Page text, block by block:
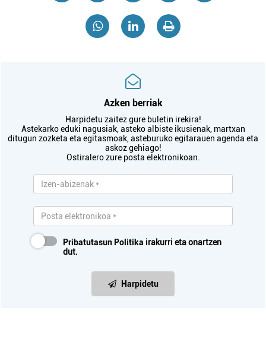
Azken berriak
Harpidetu zaitez gure buletin irekira!
Astekarko eduki nagusiak, asteko albiste ikusienak, martxan
ditugun zozketa eta egitasmoak, asteburuko egitarauen agenda eta
askoz gehiago!
Ostiralero zure posta elektronikoan.
Pribatutasun Politika irakurri eta onartzen
dut.
Harpidetu